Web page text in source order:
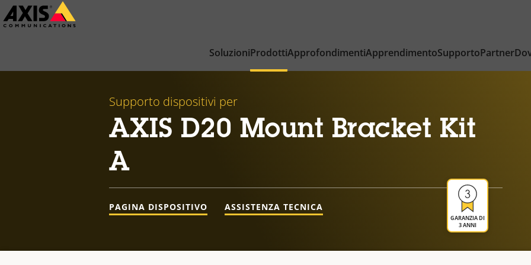
Salta
al
SoluzioniProdottiApprofondimentiApprendimentoSupportoPartner
Supporto dispositivi per
AXIS D20 Mount Bracket Kit
A
GARANZIA DI
3 ANNI
PAGINA DISPOSITIVO ASSISTENZA TECNICA